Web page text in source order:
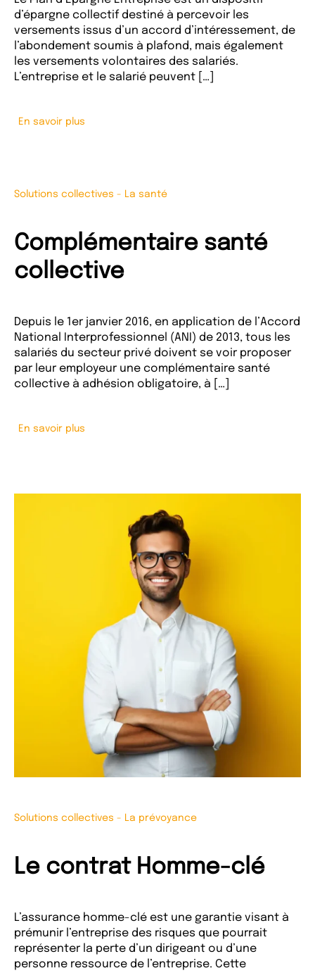
d’épargne collectif destiné à percevoir les
versements issus d’un accord d’intéressement, de
l’abondement soumis à plafond, mais également
les versements volontaires des salariés.
L’entreprise et le salarié peuvent […]
En savoir plus
Solutions collectives - La santé
Complémentaire santé
collective
Depuis le 1er janvier 2016, en application de l’Accord
National Interprofessionnel (ANI) de 2013, tous les
salariés du secteur privé doivent se voir proposer
par leur employeur une complémentaire santé
collective à adhésion obligatoire, à […]
En savoir plus
Solutions collectives - La prévoyance
Le contrat Homme-clé
L’assurance homme-clé est une garantie visant à
prémunir l’entreprise des risques que pourrait
représenter la perte d’un dirigeant ou d’une
personne ressource de l’entreprise. Cette